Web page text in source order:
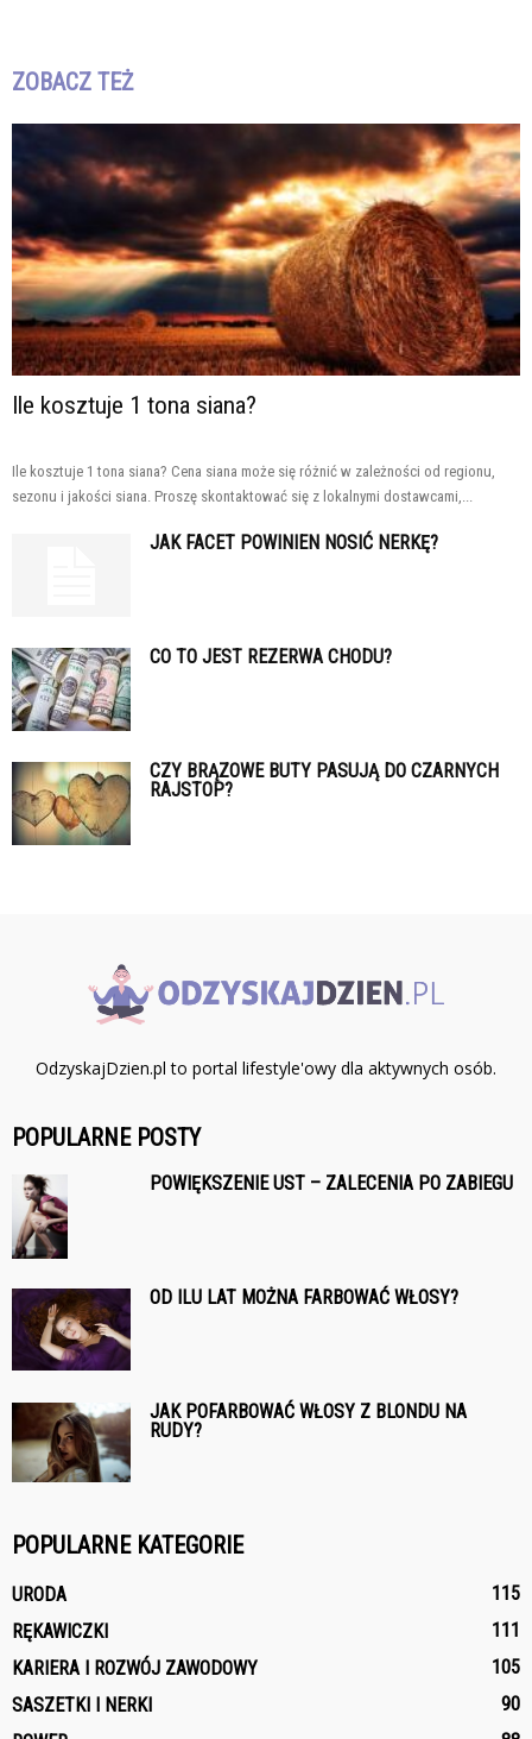
ZOBACZ TEŻ
Ile kosztuje 1 tona siana?
Ile kosztuje 1 tona siana? Cena siana może się różnić w zależności od regionu,
sezonu i jakości siana. Proszę skontaktować się z lokalnymi dostawcami,...
JAK FACET POWINIEN NOSIĆ NERKĘ?
CO TO JEST REZERWA CHODU?
CZY BRĄZOWE BUTY PASUJĄ DO CZARNYCH
RAJSTOP?
OdzyskajDzien.pl to portal lifestyle'owy dla aktywnych osób.
POPULARNE POSTY
POWIĘKSZENIE UST – ZALECENIA PO ZABIEGU
OD ILU LAT MOŻNA FARBOWAĆ WŁOSY?
JAK POFARBOWAĆ WŁOSY Z BLONDU NA
RUDY?
POPULARNE KATEGORIE
URODA
115
RĘKAWICZKI
111
KARIERA I ROZWÓJ ZAWODOWY
105
SASZETKI I NERKI
90